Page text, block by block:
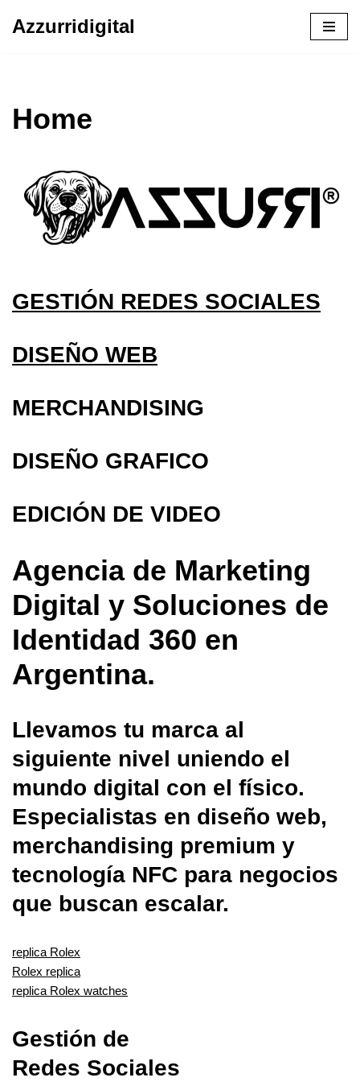
Azzurridigital
Home
GESTIÓN REDES SOCIALES
DISEÑO WEB
MERCHANDISING
DISEÑO GRAFICO
EDICIÓN DE VIDEO
Agencia de Marketing
Digital y Soluciones de
Identidad 360 en
Argentina.
Llevamos tu marca al
siguiente nivel uniendo el
mundo digital con el físico.
Especialistas en diseño web,
merchandising premium y
tecnología NFC para negocios
que buscan escalar.
replica Rolex
Rolex replica
replica Rolex watches
Gestión de
Redes Sociales